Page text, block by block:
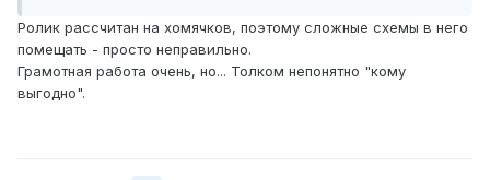
Ролик рассчитан на хомячков, поэтому сложные схемы в него
помещать - просто неправильно.
Грамотная работа очень, но... Толком непонятно "кому
выгодно".